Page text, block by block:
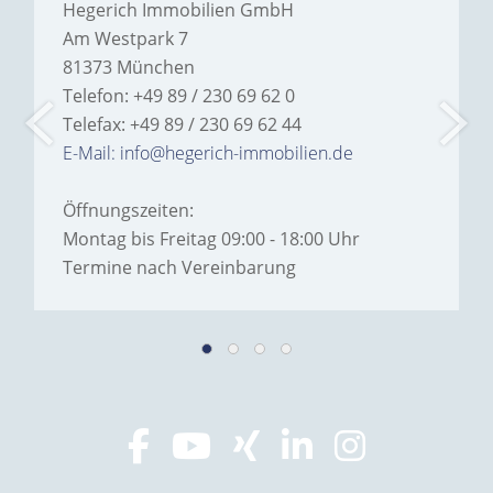
Hegerich Immobilien GmbH
Am Westpark 7
81373 München
Telefon: +49 89 / 230 69 62 0
Telefax: +49 89 / 230 69 62 44
E-Mail: info@hegerich-immobilien.de
Öffnungszeiten:
Montag bis Freitag 09:00 - 18:00 Uhr
Termine nach Vereinbarung